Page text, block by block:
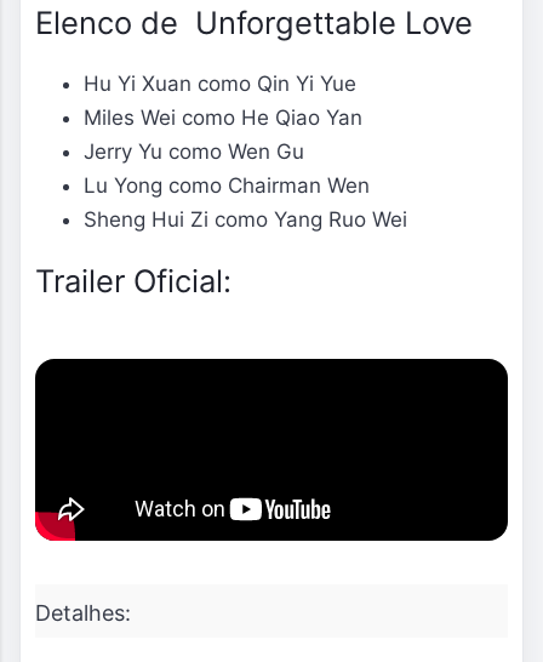
Elenco de Unforgettable Love
Hu Yi Xuan como Qin Yi Yue
Miles Wei como He Qiao Yan
Jerry Yu como Wen Gu
Lu Yong como Chairman Wen
Sheng Hui Zi como Yang Ruo Wei
Trailer Oficial:
Detalhes: